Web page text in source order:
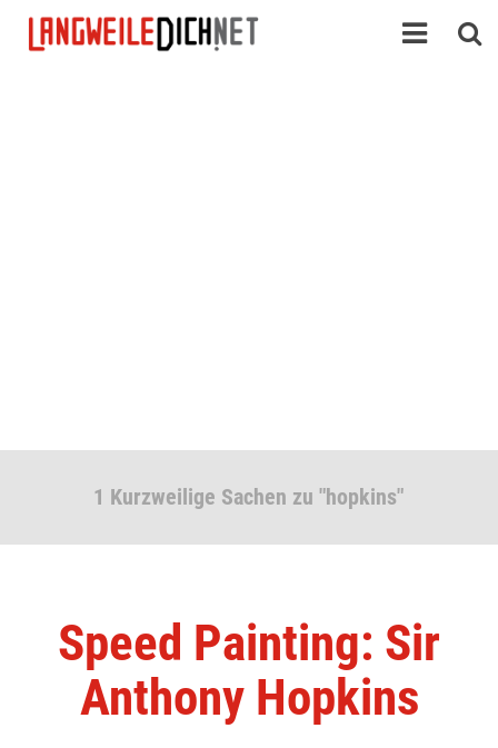
1 Kurzweilige Sachen zu "hopkins"
Speed Painting: Sir
Anthony Hopkins